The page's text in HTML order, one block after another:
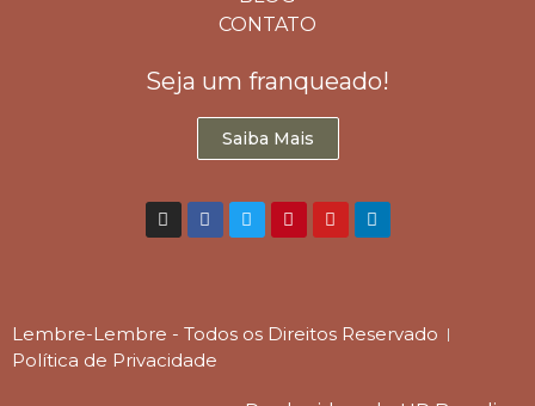
CONTATO
Seja um franqueado!
Saiba Mais
Lembre-Lembre - Todos os Direitos Reservado
Política de Privacidade